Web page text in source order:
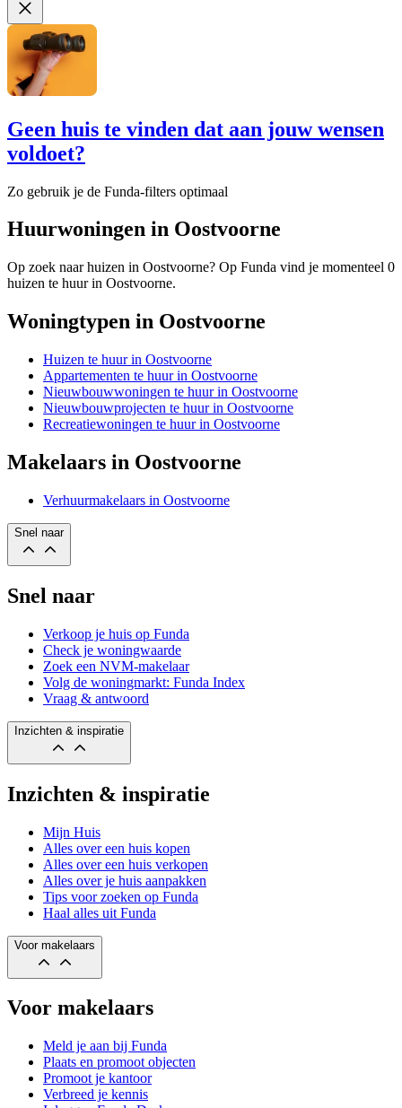
Geen huis te vinden dat aan jouw wensen
voldoet?
Zo gebruik je de Funda-filters optimaal
Huurwoningen in Oostvoorne
Op zoek naar huizen in Oostvoorne? Op Funda vind je momenteel 0
huizen te huur in Oostvoorne.
Woningtypen in Oostvoorne
Huizen te huur in Oostvoorne
Appartementen te huur in Oostvoorne
Nieuwbouwwoningen te huur in Oostvoorne
Nieuwbouwprojecten te huur in Oostvoorne
Recreatiewoningen te huur in Oostvoorne
Makelaars in Oostvoorne
Verhuurmakelaars in Oostvoorne
Snel naar
Snel naar
Verkoop je huis op Funda
Check je woningwaarde
Zoek een NVM-makelaar
Volg de woningmarkt: Funda Index
Vraag & antwoord
Inzichten & inspiratie
Inzichten & inspiratie
Mijn Huis
Alles over een huis kopen
Alles over een huis verkopen
Alles over je huis aanpakken
Tips voor zoeken op Funda
Haal alles uit Funda
Voor makelaars
Voor makelaars
Meld je aan bij Funda
Plaats en promoot objecten
Promoot je kantoor
Verbreed je kennis